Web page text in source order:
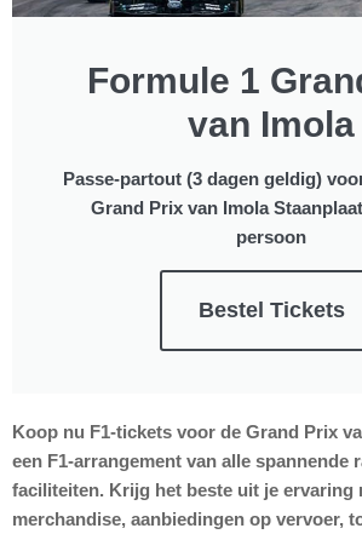
Formule 1
van Imola
Passe-partout (3 dagen geldig)
Grand Prix van Imola
persoon
Bestel Tickets
Koop nu F1-tickets voor de Grand Prix
een F1-arrangement van alle spannende
faciliteiten. Krijg het beste uit je ervaring
merchandise, aanbiedingen op vervoer,